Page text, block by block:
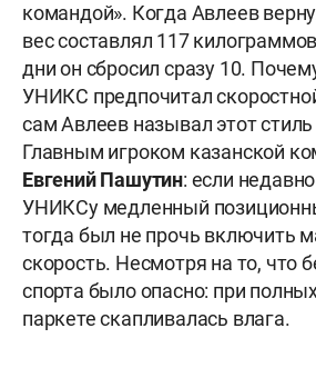
командой». Когда Авлеев
вес составлял 117
дни он сбросил сразу 10.
УНИКС предпочитал
сам Авлеев называл этот стиль
Главным игроком казанской
Евгений Пашутин: если
УНИКСу медленный
тогда был не прочь включить
скорость. Несмотря на то, что
спорта было опасно: при
паркете скапливалась влага.